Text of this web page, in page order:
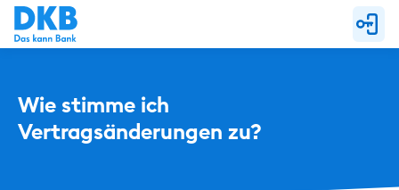
Wie stimme ich
Vertragsänderungen zu?